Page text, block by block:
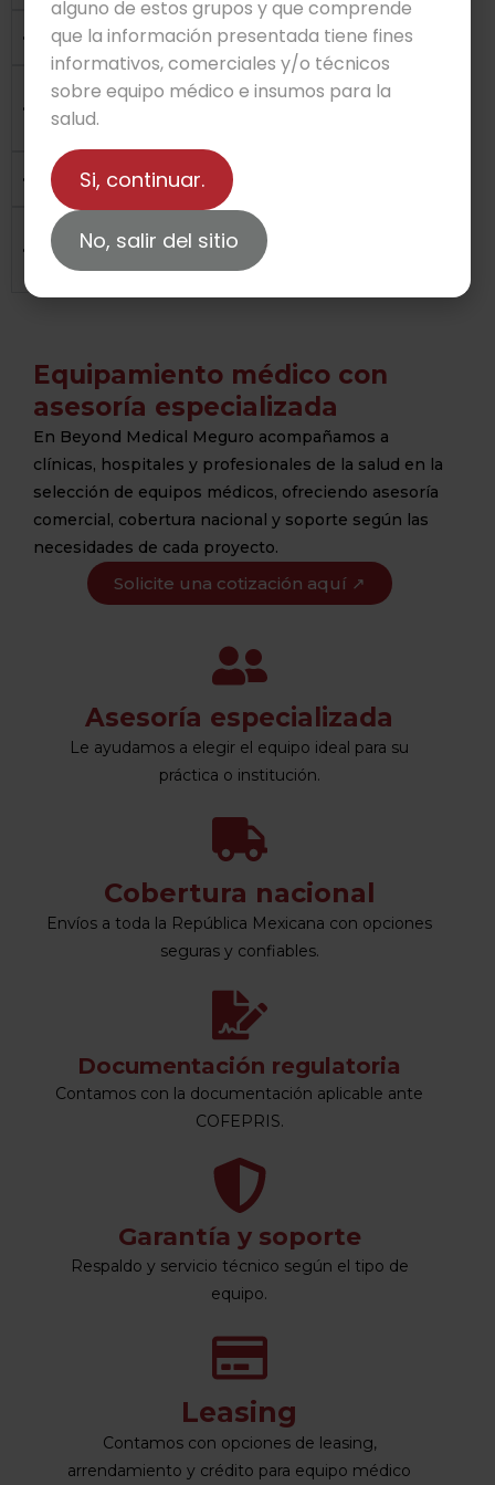
¿Los equipos cuentan con garantía?
¿Los equipos tienen certificación ante
COFEPRIS?
¿Ofrecen instalación y capacitación técnica?
¿Cuentan con servicio técnico de
mantenimiento?
Equipamiento médico con
asesoría especializada
En Beyond Medical Meguro acompañamos a
clínicas, hospitales y profesionales de la salud en la
selección de equipos médicos, ofreciendo asesoría
comercial, cobertura nacional y soporte según las
necesidades de cada proyecto.
Solicite una cotización aquí ↗
Asesoría especializada
Le ayudamos a elegir el equipo ideal para su
práctica o institución.
Cobertura nacional
Envíos a toda la República Mexicana con opciones
seguras y confiables.
Documentación regulatoria
Contamos con la documentación aplicable ante
COFEPRIS.
Garantía y soporte
Respaldo y servicio técnico según el tipo de
equipo.
Leasing
Contamos con opciones de leasing,
arrendamiento y crédito para equipo médico
alguno de estos grupos y que comprende
que la información presentada tiene fines
informativos, comerciales y/o técnicos
sobre equipo médico e insumos para la
salud.
Si, continuar.
No, salir del sitio